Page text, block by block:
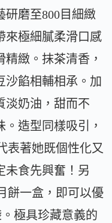
研磨至800目細緻
來極細膩柔滑口感
緻。抹茶清香，
沙餡相輔相承。加
淡奶油，甜而不
造型同樣吸引，
表著她既個性化又
未食先興奮！另
餅一盒，即可以優
極具珍藏意義的